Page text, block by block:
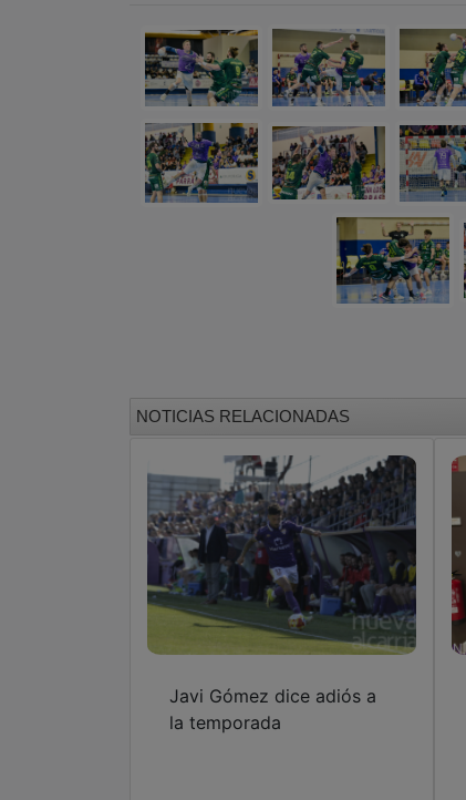
NOTICIAS RELACIONADAS
Javi Gómez dice adiós a
la temporada